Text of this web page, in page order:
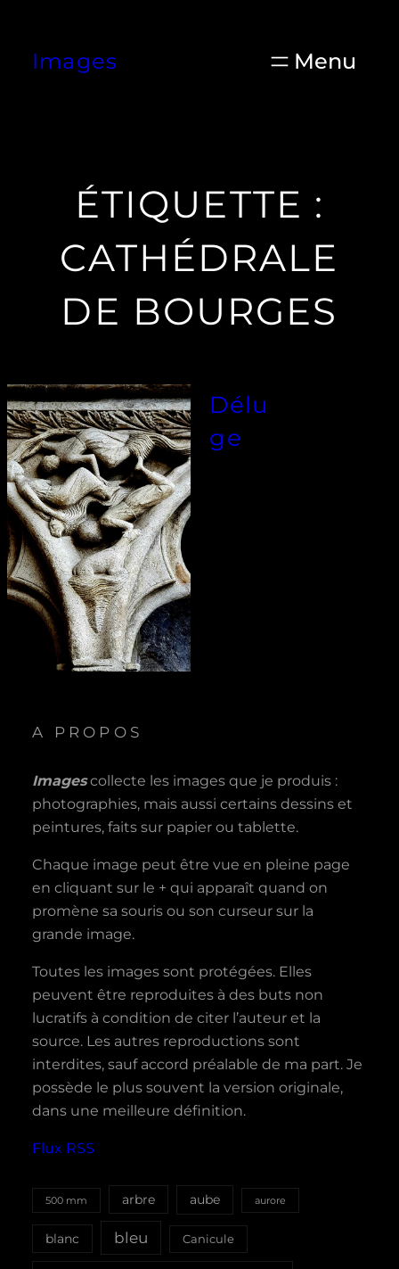
contenu
Images
ÉTIQUETTE :
CATHÉDRALE
DE BOURGES
Délu
ge
A PROPOS
Imagescollecte les images que je produis :
photographies, mais aussi certains dessins et
peintures, faits sur papier ou tablette.
Chaque image peut être vue en pleine page
en cliquant sur le + qui apparaît quand on
promène sa souris ou son curseur sur la
grande image.
Toutes les images sont protégées. Elles
peuvent être reproduites à des buts non
lucratifs à condition de citer l’auteur et la
source. Les autres reproductions sont
interdites, sauf accord préalable de ma part. Je
possède le plus souvent la version originale,
dans une meilleure définition.
Flux RSS
500 mm arbre aube aurore
blanc bleu Canicule